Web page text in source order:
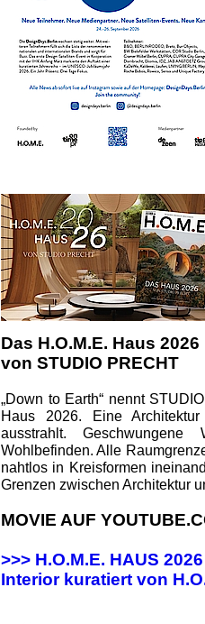
Das H.O.M.E. Haus 2026
von STUDIO PRECHT
„Down to Earth“ nennt
Haus 2026. Eine
ausstrahlt.
Wohlbefinden. Alle
nahtlos in Kreisformen
Grenzen zwischen Architektur
MOVIE AUF
>>> H.O.M.E. HAUS
Interior kuratiert von